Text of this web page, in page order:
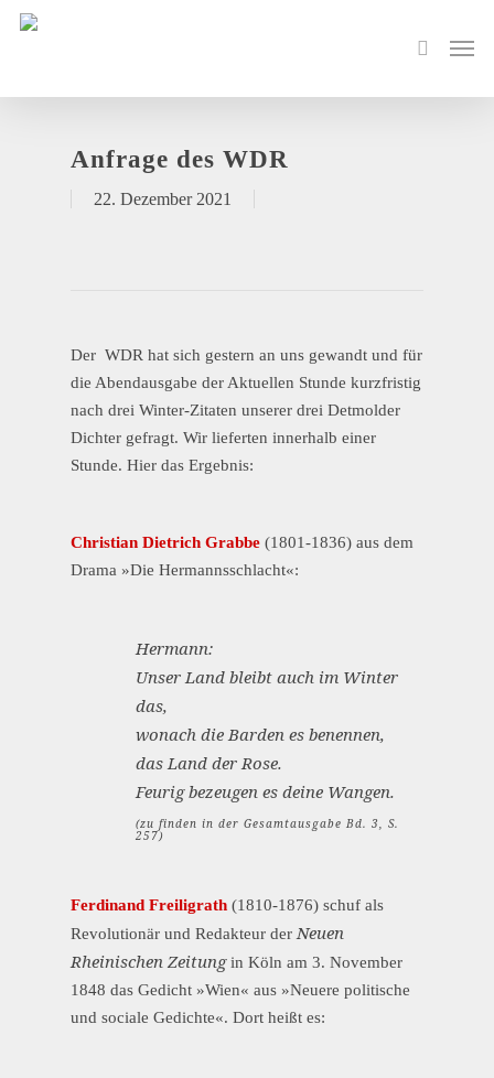
Anfrage des WDR
22. Dezember 2021
Der WDR hat sich gestern an uns gewandt und für
die Abendausgabe der Aktuellen Stunde kurzfristig
nach drei Winter-Zitaten unserer drei Detmolder
Dichter gefragt. Wir lieferten innerhalb einer
Stunde. Hier das Ergebnis:
Christian Dietrich Grabbe (1801-1836) aus dem
Drama »Die Hermannsschlacht«:
Hermann:
Unser Land bleibt auch im Winter
das,
wonach die Barden es benennen,
das Land der Rose.
Feurig bezeugen es deine Wangen.
(zu finden in der Gesamtausgabe Bd. 3, S.
257)
Ferdinand Freiligrath (1810-1876) schuf als
Revolutionär und Redakteur der Neuen
Rheinischen Zeitungin Köln am 3. November
1848 das Gedicht »Wien« aus »Neuere politische
und sociale Gedichte«. Dort heißt es: